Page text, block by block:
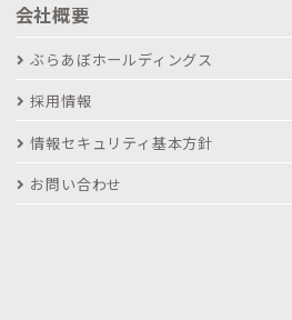
会社概要
ぶらあぼホールディングス
採用情報
情報セキュリティ基本方針
お問い合わせ